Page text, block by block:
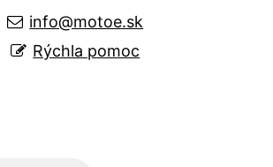
info@motoe.sk
Rýchla pomoc